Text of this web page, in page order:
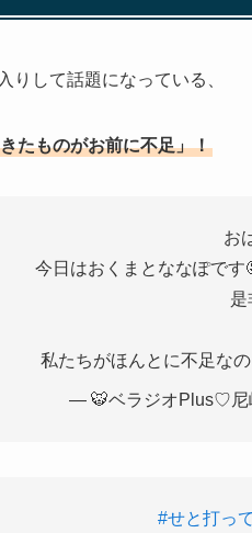
りして話題になっている、
たものがお前に不足」！
お
今日はおくまとななぽです
是
私たちがほんとに不足な
— 🐯ベラジオPlus♡尼
#せと打っ